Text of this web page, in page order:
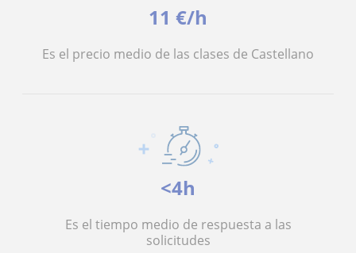
11 €/h
Es el precio medio de las clases de Castellano
<4h
Es el tiempo medio de respuesta a las
solicitudes